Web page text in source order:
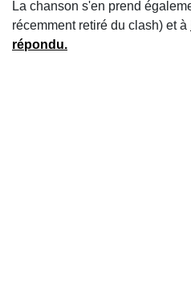
La chanson s'en prend
récemment retiré du clash) et à
répondu.